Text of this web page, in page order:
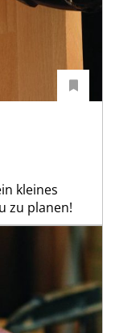
kleines
zu planen!